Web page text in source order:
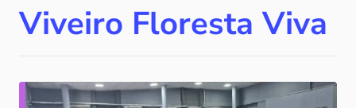
Notícias
Viveiro Floresta Viva